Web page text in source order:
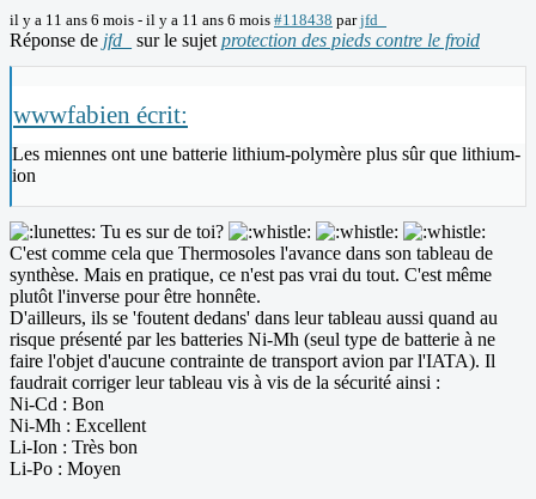
il y a 11 ans 6 mois - il y a 11 ans 6 mois #118438 parjfd_
Réponse de jfd_ sur le sujet protection des pieds contre le froid
wwwfabien écrit:
Les miennes ont une batterie lithium-polymère plus sûr que lithium-
ion
Tu es sur de toi?
C'est comme cela que Thermosoles l'avance dans son tableau de
synthèse. Mais en pratique, ce n'est pas vrai du tout. C'est même
plutôt l'inverse pour être honnête.
D'ailleurs, ils se 'foutent dedans' dans leur tableau aussi quand au
risque présenté par les batteries Ni-Mh (seul type de batterie à ne
faire l'objet d'aucune contrainte de transport avion par l'IATA). Il
faudrait corriger leur tableau vis à vis de la sécurité ainsi :
Ni-Cd : Bon
Ni-Mh : Excellent
Li-Ion : Très bon
Li-Po : Moyen